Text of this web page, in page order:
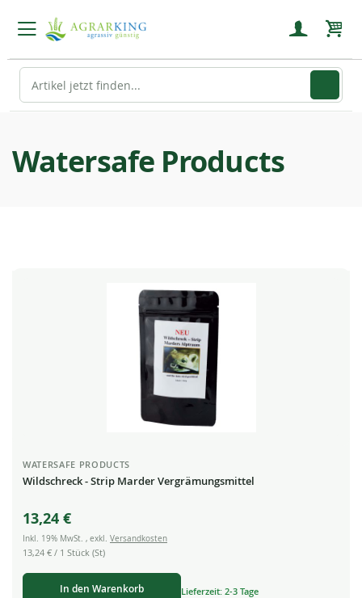
Watersafe Products
WATERSAFE PRODUCTS
Wildschreck - Strip Marder Vergrämungsmittel
13,24 €
Inkl. 19% MwSt. , exkl. Versandkosten
13,24 € / 1 Stück (St)
In den Warenkorb Lieferzeit: 2-3 Tage